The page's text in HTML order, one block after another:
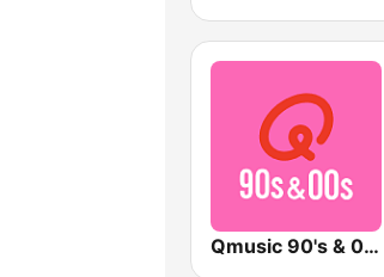
Qmusic 90's & 00's